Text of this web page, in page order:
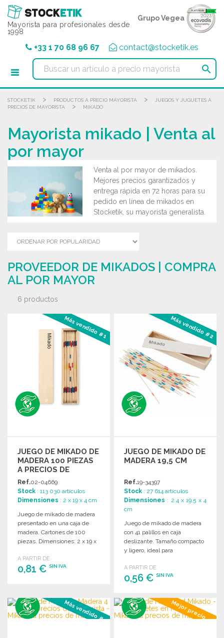
Mayorista para profesionales desde
1998
Grupo Vegea
+33 1 70 68 96 67 contact@stocketik.es

STOCKETIK > PRODUCTOS A PRECIO MAYORISTA >
JUEGOS Y JUGUETES A
PRECIOS DE MAYORISTA
> MIKADO
Mayorista mikado | Venta al
por mayor
Venta al por mayor de mikados.
Mejores precios garantizados y
entrega rápida en 72 horas para su
pedido en línea de mikados en
Stocketik, su mayorista generalista.
PROVEEDOR DE MIKADOS | COMPRA
AL POR MAYOR
6 productos
Más vendido #1
JUEGO DE MIKADO DE
MADERA 100 PIEZAS
A PRECIOS DE
MAYORISTA
Ref.02-04669
Stock : 113 030 artículos
Dimensiones : 2 x 19 x 4 cm
Juego de mikado de madera
presentado en una caja de
madera. Cartones de 100
piezas. Dimensiones: 2 x 19 x
A PARTIR DE
0,81 € SIN IVA
Solicitar un presupuesto
Más vendido #2
JUEGO DE MIKADO DE
MADERA 19,5 CM
Ref.19-34397
Stock : 27 614 artículos
Dimensiones : 2.4 x 19.5 x 4
cm
Juego de mikado de madera
con 41 palillos en caja
deslizante. Tamaño compacto
y ligero, ideal para
A PARTIR DE
0,56 €SIN IVA
PEDIR
Solicitar un presupuesto
Más vendido #3 Mejor precio
Panel de gestión de cookies